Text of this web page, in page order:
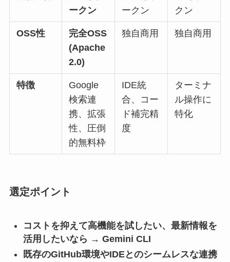
ークン
ークン
クン
OSS性
完全OSS
(Apache
2.0)
独自商用 独自商用
特徴
Google
検索連
携、拡張
性、圧倒
的無料枠
IDE統
合、コー
ド補完精
度
ターミナ
ル操作に
特化
選定ポイント
コストを抑えて高機能を試したい、最新情報を
活用したいなら → Gemini CLI
既存のGitHub環境やIDEとのシームレスな連携